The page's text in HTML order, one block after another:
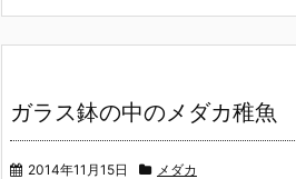
ガラス鉢の中のメダカ稚魚
2014年11月15日 メダカ